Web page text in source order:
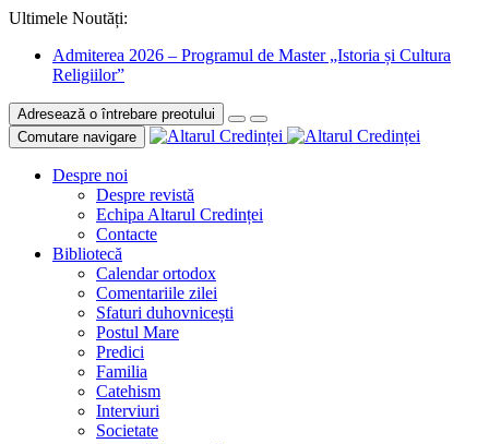
Ultimele Noutăți:
Admiterea 2026 – Programul de Master „Istoria și Cultura
Religiilor”
Adresează o întrebare preotului
Comutare navigare
Despre noi
Despre revistă
Echipa Altarul Credinței
Contacte
Bibliotecă
Calendar ortodox
Comentariile zilei
Sfaturi duhovnicești
Postul Mare
Predici
Familia
Catehism
Interviuri
Societate